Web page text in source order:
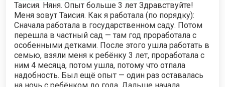
Таисия. Няня. Опыт больше 3 лет Здравствуйте!
Меня зовут Таисия. Как я работала (по порядку):
Сначала работала в государственном саду. Потом
перешла в частный сад — там год проработала с
особенными детками. После этого ушла работать в
семью, взяли меня к ребёнку 3 лет, проработала с
ним 4 месяца, потом ушла, потому что отпала
надобность. Был ещё опыт — один раз оставалась